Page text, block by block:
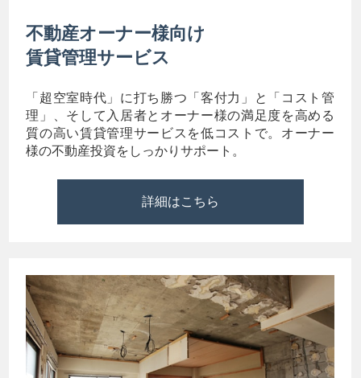
不動産オーナー様向け
賃貸管理サービス
「超空室時代」に打ち勝つ「客付力」と「コスト管
理」、そして入居者とオーナー様の満足度を高める
質の高い賃貸管理サービスを低コストで。オーナー
様の不動産投資をしっかりサポート。
詳細はこちら